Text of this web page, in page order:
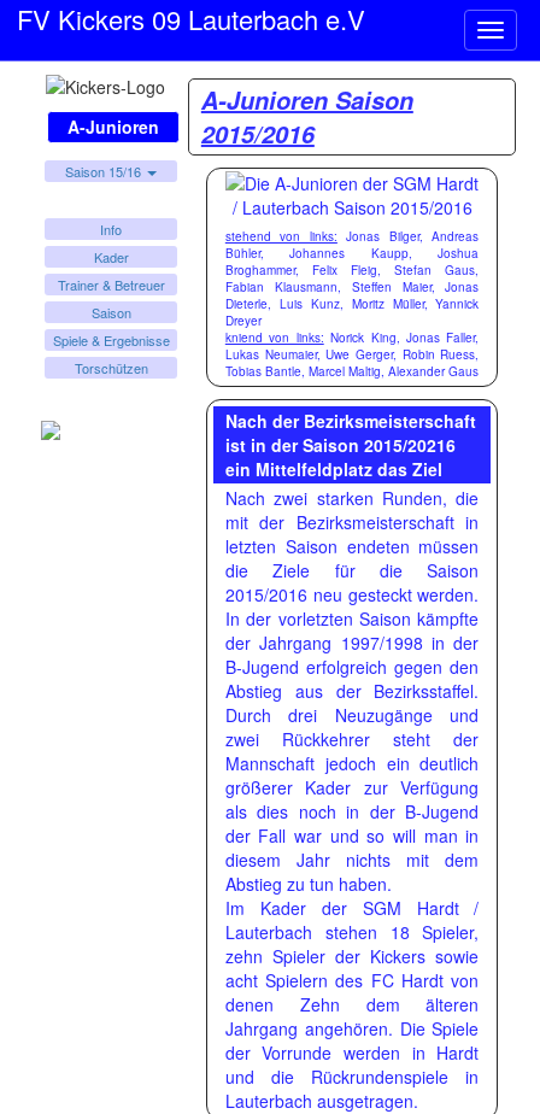
ein-/
FV Kickers 09 Lauterbach e.V
A-Junioren
Saison 15/16
Info
Kader
Trainer & Betreuer
Saison
Spiele & Ergebnisse
Torschützen
A-Junioren Saison
2015/2016
stehend von links: Jonas Bilger, Andreas
Bühler, Johannes Kaupp, Joshua
Broghammer, Felix Fleig, Stefan Gaus,
Fabian Klausmann, Steffen Maier, Jonas
Dieterle, Luis Kunz, Moritz Müller, Yannick
Dreyer
kniend von links: Norick King, Jonas Faller,
Lukas Neumaier, Uwe Gerger, Robin Ruess,
Tobias Bantle, Marcel Maltig, Alexander Gaus
Nach der Bezirksmeisterschaft
ist in der Saison 2015/20216
ein Mittelfeldplatz das Ziel
Nach zwei starken Runden, die
mit der Bezirksmeisterschaft in
letzten Saison endeten müssen
die Ziele für die Saison
2015/2016 neu gesteckt werden.
In der vorletzten Saison kämpfte
der Jahrgang 1997/1998 in der
B-Jugend erfolgreich gegen den
Abstieg aus der Bezirksstaffel.
Durch drei Neuzugänge und
zwei Rückkehrer steht der
Mannschaft jedoch ein deutlich
größerer Kader zur Verfügung
als dies noch in der B-Jugend
der Fall war und so will man in
diesem Jahr nichts mit dem
Abstieg zu tun haben.
Im Kader der SGM Hardt /
Lauterbach stehen 18 Spieler,
zehn Spieler der Kickers sowie
acht Spielern des FC Hardt von
denen Zehn dem älteren
Jahrgang angehören. Die Spiele
der Vorrunde werden in Hardt
und die Rückrundenspiele in
Lauterbach ausgetragen.